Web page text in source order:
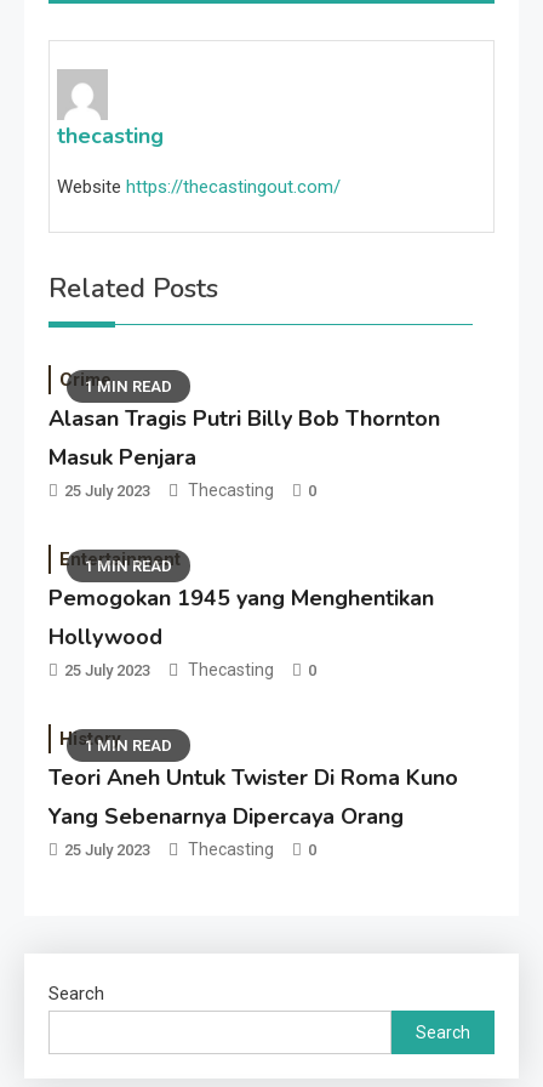
thecasting
Website https://thecastingout.com/
Related Posts
1 MIN READ
Crime
Alasan Tragis Putri Billy Bob Thornton
Masuk Penjara
25 July 2023 Thecasting 0
1 MIN READ
Entertainment
Pemogokan 1945 yang Menghentikan
Hollywood
25 July 2023 Thecasting 0
1 MIN READ
History
Teori Aneh Untuk Twister Di Roma Kuno
Yang Sebenarnya Dipercaya Orang
25 July 2023 Thecasting 0
Search
Search